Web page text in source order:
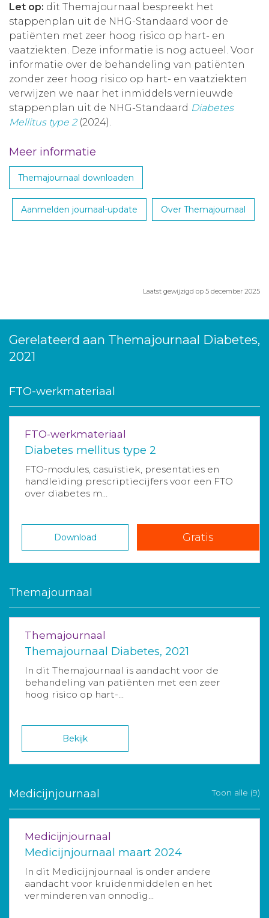
Let op: dit Themajournaal bespreekt het
stappenplan uit de NHG-Standaard voor de
patiënten met zeer hoog risico op hart- en
vaatziekten. Deze informatie is nog actueel. Voor
informatie over de behandeling van patiënten
zonder zeer hoog risico op hart- en vaatziekten
verwijzen we naar het inmiddels vernieuwde
stappenplan uit de NHG-Standaard Diabetes
Mellitus type 2(2024).
Meer informatie
Themajournaal downloaden
Aanmelden journaal-update Over Themajournaal
Laatst gewijzigd op 5 december 2025
Gerelateerd aan Themajournaal Diabetes,
2021
FTO-werkmateriaal
FTO-werkmateriaal
Diabetes mellitus type 2
FTO-modules, casuïstiek, presentaties en
handleiding prescriptiecijfers voor een FTO
over diabetes m...
Download Gratis
Themajournaal
Themajournaal
Themajournaal Diabetes, 2021
In dit Themajournaal is aandacht voor de
behandeling van patiënten met een zeer
hoog risico op hart-...
Bekijk
Medicijnjournaal Toon alle (9)
Medicijnjournaal
Medicijnjournaal maart 2024
In dit Medicijnjournaal is onder andere
aandacht voor kruidenmiddelen en het
verminderen van onnodig...